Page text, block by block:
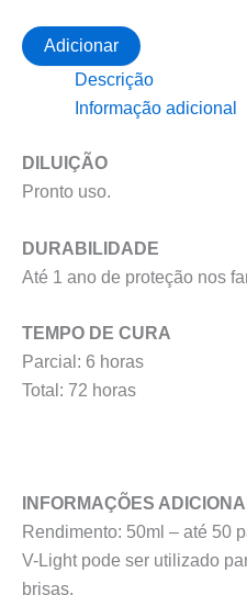
Quantidade
de
VONIXX-
50ml)
Adicionar
Descrição
Informação adicional
DILUIÇÃO
Pronto uso.
DURABILIDADE
Até 1 ano de proteção nos
TEMPO DE CURA
Parcial: 6 horas
Total: 72 horas
INFORMAÇÕES
Rendimento: 50ml – até 50
V-Light pode ser utilizado
brisas.